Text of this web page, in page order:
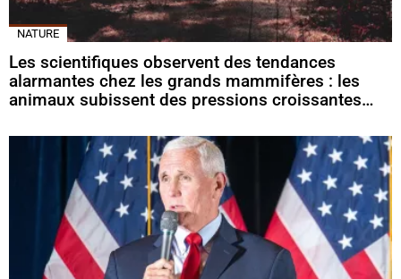
NATURE
Les scientifiques observent des tendances
alarmantes chez les grands mammifères : les
animaux subissent des pressions croissantes…